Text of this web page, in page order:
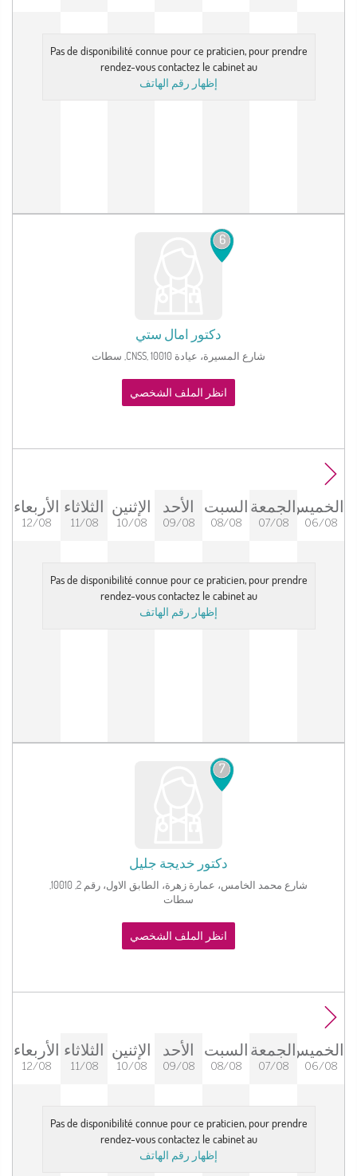
Pas de disponibilité connue pour ce praticien, pour prendre
rendez-vous contactez le cabinet au
إظهار رقم الهاتف
6
دكتور امال ستي
شارع المسيرة، عيادة CNSS, 10010, سطات‎
انظر الملف الشخصي
الخميس
06/08
الجمعة
07/08
السبت
08/08
الأحد
09/08
الإثنين
10/08
الثلاثاء
11/08
الأربعاء
12/08
Pas de disponibilité connue pour ce praticien, pour prendre
rendez-vous contactez le cabinet au
إظهار رقم الهاتف
7
دكتور خديجة جليل
سطات‎
انظر الملف الشخصي
الخميس
06/08
الجمعة
07/08
السبت
08/08
الأحد
09/08
الإثنين
10/08
الثلاثاء
11/08
الأربعاء
12/08
Pas de disponibilité connue pour ce praticien, pour prendre
rendez-vous contactez le cabinet au
إظهار رقم الهاتف